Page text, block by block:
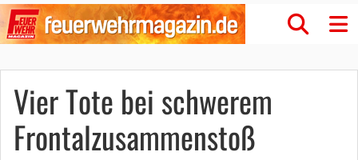
Vier Tote bei schwerem
Frontalzusammenstoß